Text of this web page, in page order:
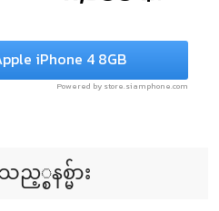
iPhone 4 8GB
Powered by store.siamphone.com
စနစ္မ်ား